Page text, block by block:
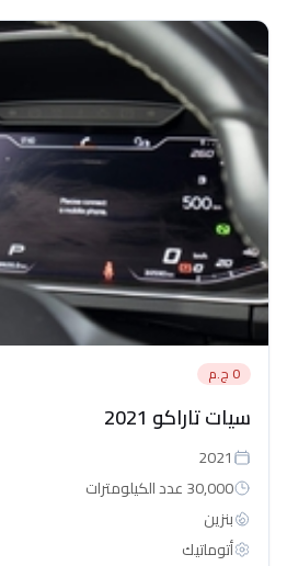
0 ج.م
سيات تاراكو 2021
2021
30,000 عدد الكيلومترات
بنزين
أتوماتيك‎